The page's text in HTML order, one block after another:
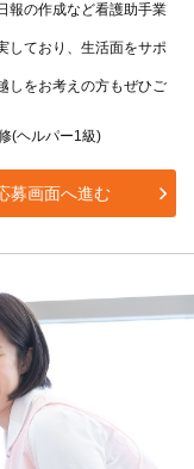
報の作成など看護助手業
しており、生活面をサポ
しをお考えの方もぜひご
(ヘルパー1級)
募画面へ進む